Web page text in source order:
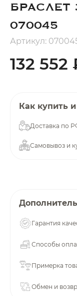
БРАСЛЕТ
070045
Артикул:
132 552
Как купить
Доставка по
Самовывоз и
Гарантия
Способы
Примерка
Обмен и
Получайте
об оплате
недели